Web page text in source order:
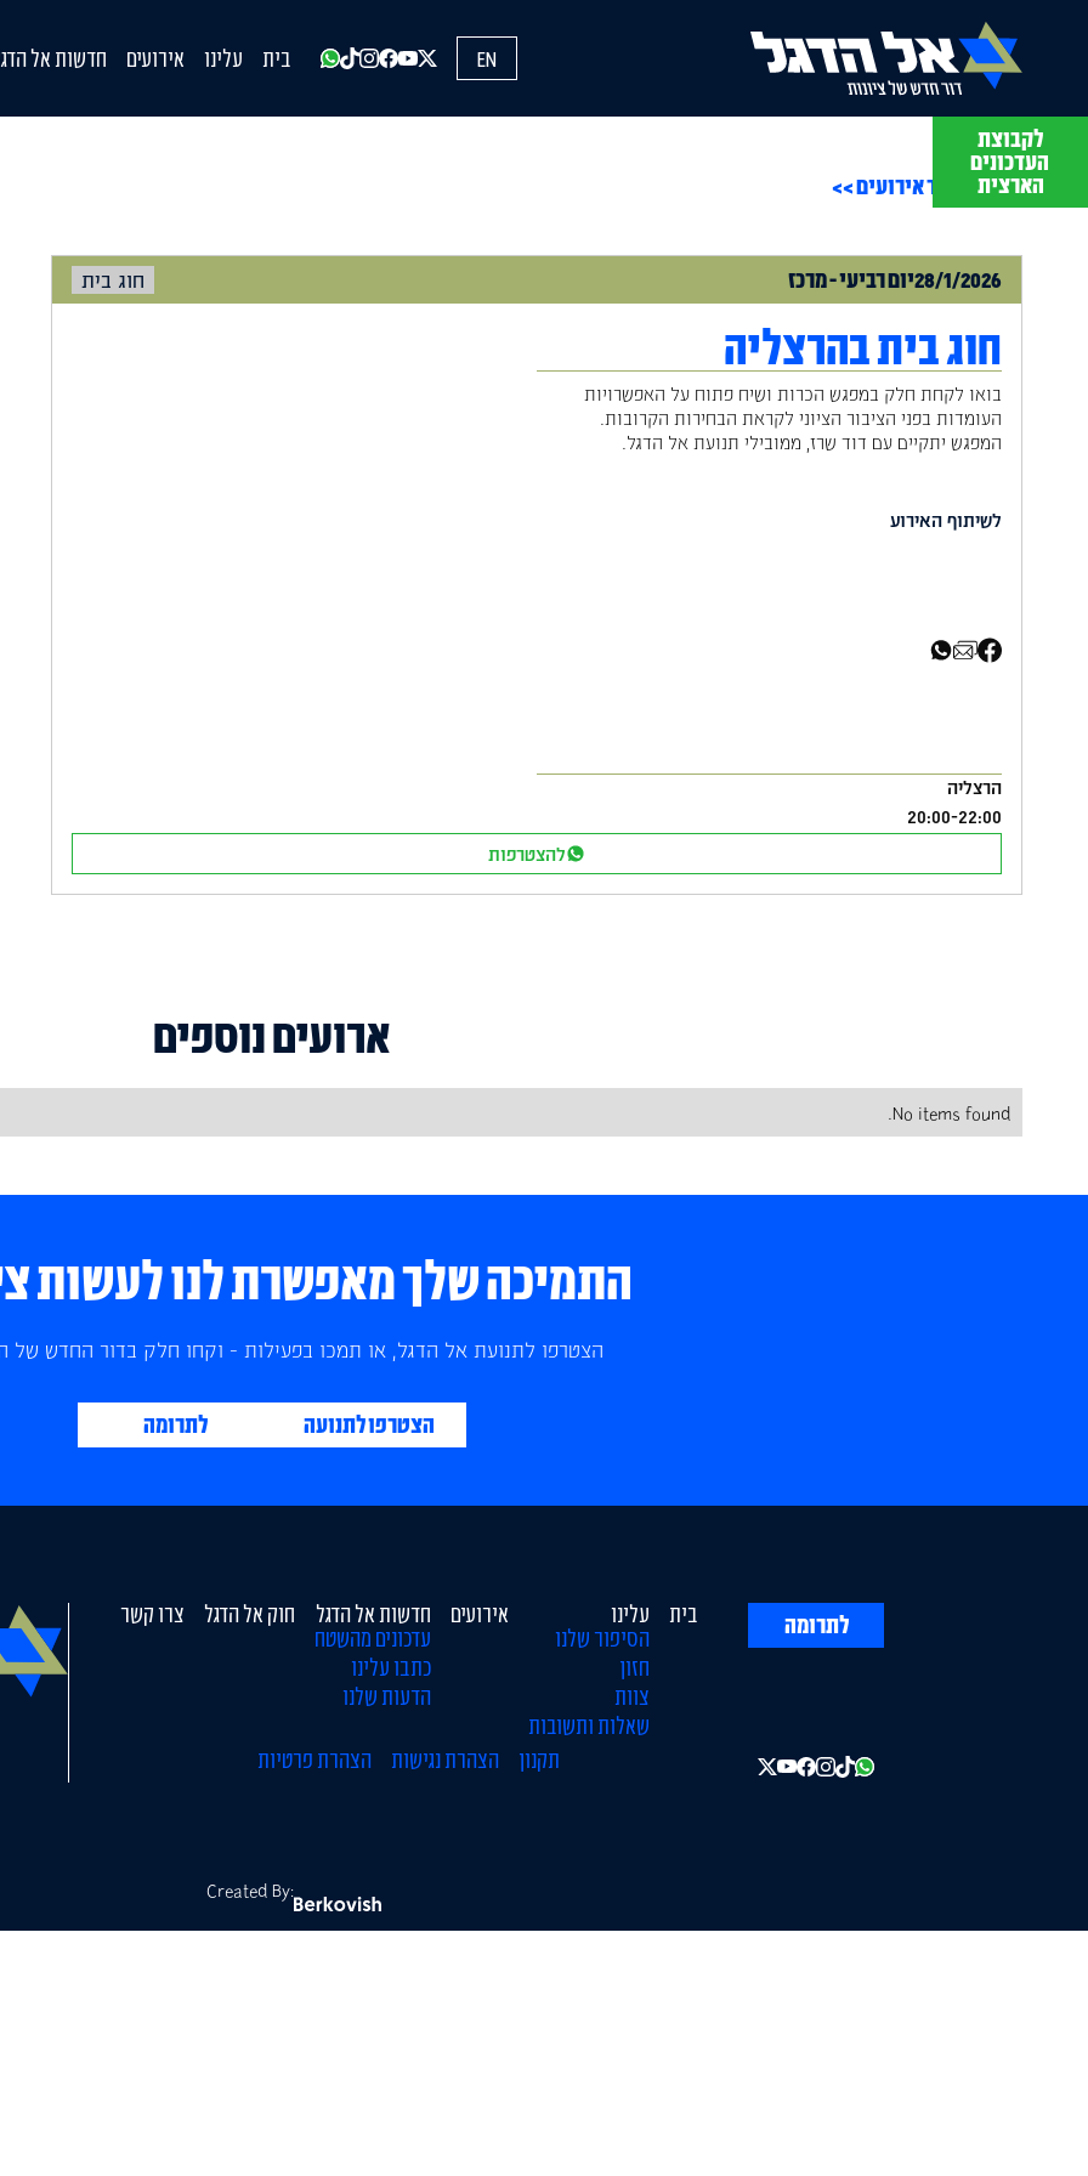
תסבירו לי
עם מתן יפה
לקבוצת
העדכונים
הארצית
בית עלינו אירועים חדשות אל
עדכונים
EN
חזרה לעמוד אירועים >>
28/1/2026יוםרביעי-מרכז חוג בית
חוג בית בהרצליה
בואו לקחת חלק במפגש הכרות ושיח פתוח על האפשרויות
העומדות בפני הציבור הציוני לקראת הבחירות הקרובות.
המפגש יתקיים עם דוד שרז, ממובילי תנועת אל הדגל.
לשיתוף האירוע
הרצליה
20:00-22:00
להצטרפות
ארועים נוספים
No items found.
התמיכה שלך מאפשרת לנו לעשות
הצטרפו לתנועת אל הדגל, או תמכו בפעילות - וקחו חלק בדור החדש של
הצטרפו לתנועה לתרומה
בית
עלינו
הסיפור שלנו
חזון
צוות
שאלות ותשובות
אירועים
חדשות אל הדגל
עדכונים מהשטח
כתבו עלינו
הדעות שלנו
חוק אל הדגל צרו קשר
תקנון הצהרת נגישות הצהרת פרטיות
לתרומה
Created By: